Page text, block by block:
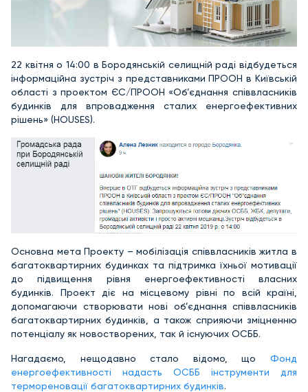
22 квітня о 14:00 в Бородянській селищній раді відбудеться
інформаційна зустріч з представниками ПРООН в Київській
області з проектом ЄС/ПРООН «Об’єднання співвласників
будинків для впровадження сталих енергоефективних
рішень» (HOUSES).
Основна мета Проекту – мобілізація співвласників житла в
багатоквартирних будинках та підтримка їхньої мотивації
до підвищення рівня енергоефективності власних
будинків. Проект діє на місцевому рівні по всій країні,
допомагаючи створювати нові об’єднання співвласників
багатоквартирних будинків, а також сприяючи зміцненню
потенціалу як новостворених, так й існуючих ОСББ.
Нагадаємо, нещодавно стало відомо, що Фонд
енергоефективності надасть ОСББ інструменти для
термореновації багатоквартирних будинків.